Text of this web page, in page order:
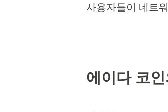
사용자들이 네트
에이다 코